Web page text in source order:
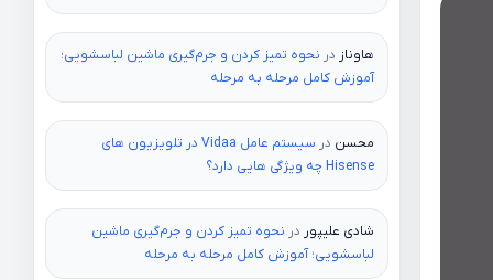
هاوناز در نحوه تمیز کردن و جرم‌گیری ماشین لباسشویی؛
آموزش کامل مرحله به مرحله
محسن در
سیستم عامل Vidaa در تلویزیون های
Hisense چه ویژگی هایی دارد؟
شادی علیپور در نحوه تمیز کردن و جرم‌گیری ماشین
لباسشویی؛ آموزش کامل مرحله به مرحله